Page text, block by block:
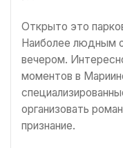
Открыто это
Наиболее людным
вечером.
моментов в
организовать
признание.